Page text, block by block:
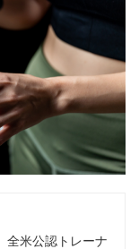
全米公認トレーナ